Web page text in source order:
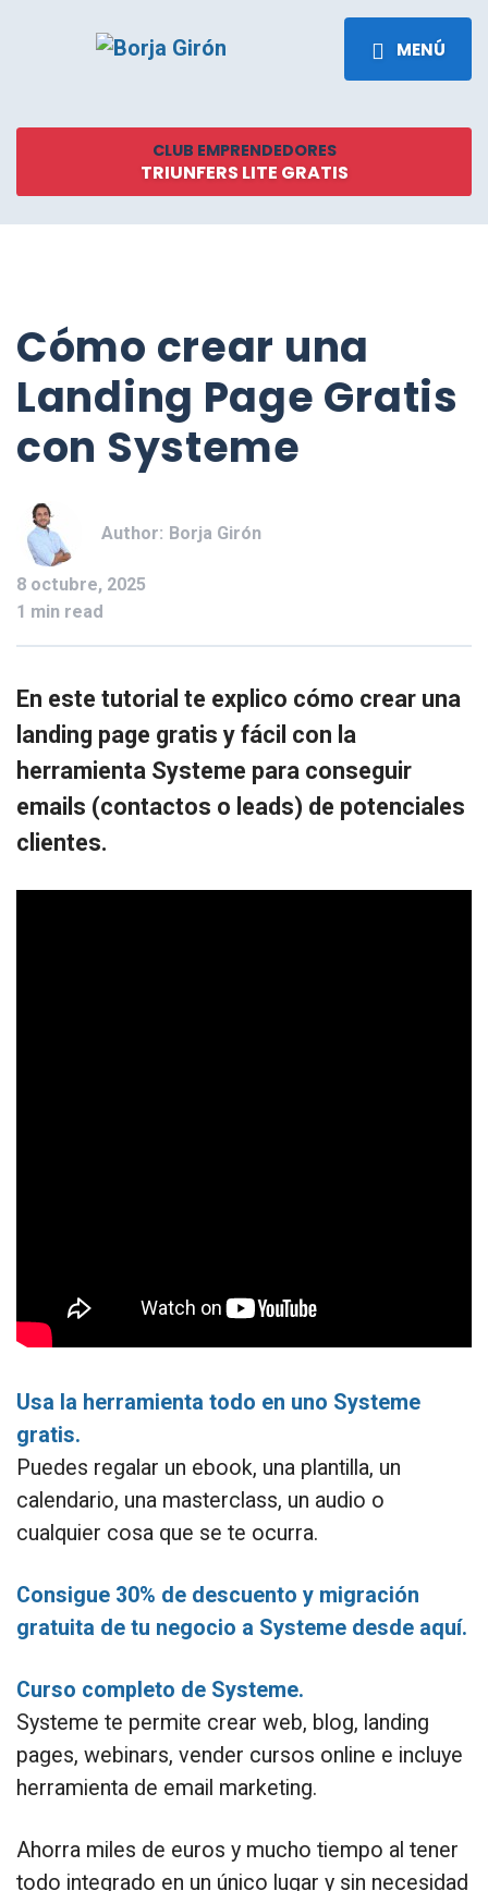
MENÚ
CLUB EMPRENDEDORES
TRIUNFERS LITE GRATIS
Cómo crear una
Landing Page Gratis
con Systeme
Author: Borja Girón
8 octubre, 2025
1 min read
En este tutorial te explico cómo crear una
landing page gratis y fácil con la
herramienta Systeme para conseguir
emails (contactos o leads) de potenciales
clientes.
Usa la herramienta todo en uno Systeme
gratis.
Puedes regalar un ebook, una plantilla, un
calendario, una masterclass, un audio o
cualquier cosa que se te ocurra.
Consigue 30% de descuento y migración
gratuita de tu negocio a Systeme desde aquí.
Curso completo de Systeme.
Systeme te permite crear web, blog, landing
pages, webinars, vender cursos online e incluye
herramienta de email marketing.
Ahorra miles de euros y mucho tiempo al tener
todo integrado en un único lugar y sin necesidad